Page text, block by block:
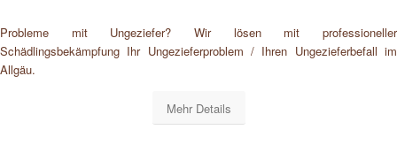
Probleme mit Ungeziefer? Wir lösen mit professioneller
Schädlingsbekämpfung Ihr Ungezieferproblem / Ihren Ungezieferbefall im
Allgäu.
Mehr Details